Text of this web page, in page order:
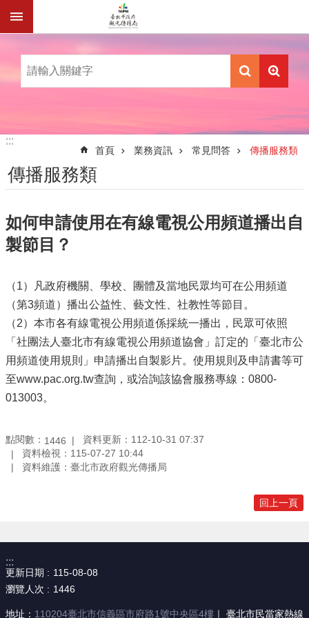
跳到主要內容區塊
:::
:::
首頁 業務資訊 常見問答 傳播服務類
傳播服務類
如何申請使用在有線電視公用頻道播出自
製節目？
（1）凡政府機關、學校、團體及當地民眾均可在公用頻道
（第3頻道）播出公益性、藝文性、社教性等節目。
（2）本市各有線電視公用頻道係採統一播出，民眾可依照
「社團法人臺北市有線電視公用頻道協會」訂定的「臺北市公
用頻道使用規則」申請播出自製影片。使用規則及申請書等可
至www.pac.org.tw查詢，或洽詢該協會服務專線：0800-
013003。
點閱數： 1446
資料更新：112-10-31 07:37
資料檢視：115-07-27 10:44
資料維護：臺北市政府觀光傳播局
回上一頁
:::
更新日期
115-08-08
瀏覽人次
1446
地址： 110204臺北市信義區市府路1號中央區4樓 ｜ 臺北市民當家熱線